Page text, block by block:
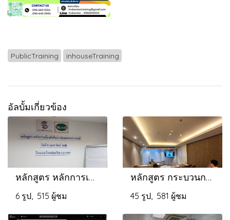
PublicTraining inhouseTraining
อัลบั้มเกี่ยวข้อง
หลักสูตร หลักการเบื้องต้นในการส่งออกและการนำเข้า
6 รูป, 515 ผู้ชม
หลักสูตร กระบวนการนำเข้า-ส่งออก ภาษีศุลกากร และข้อตกลงการค้าระหว่างประเทศ
45 รูป, 581 ผู้ชม